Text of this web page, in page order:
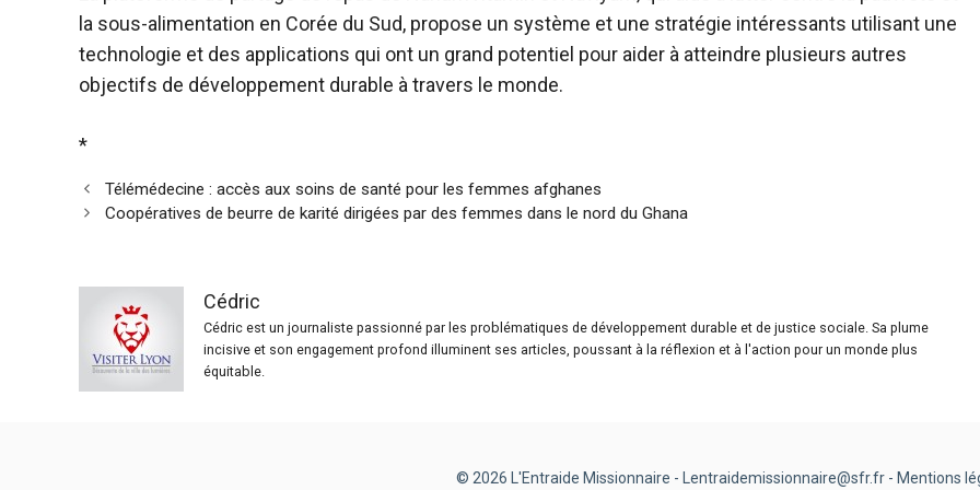
la sous-alimentation en Corée du Sud, propose un système et une stratégie intéressants utilisant une
technologie et des applications qui ont un grand potentiel pour aider à atteindre plusieurs autres
objectifs de développement durable à travers le monde.
*
Télémédecine : accès aux soins de santé pour les femmes afghanes
Coopératives de beurre de karité dirigées par des femmes dans le nord du Ghana
Cédric
Cédric est un journaliste passionné par les problématiques de développement durable et de justice sociale. Sa plume
incisive et son engagement profond illuminent ses articles, poussant à la réflexion et à l'action pour un monde plus
équitable.
© 2026 L'Entraide Missionnaire - Lentraidemissionnaire@sfr.fr - Mentions